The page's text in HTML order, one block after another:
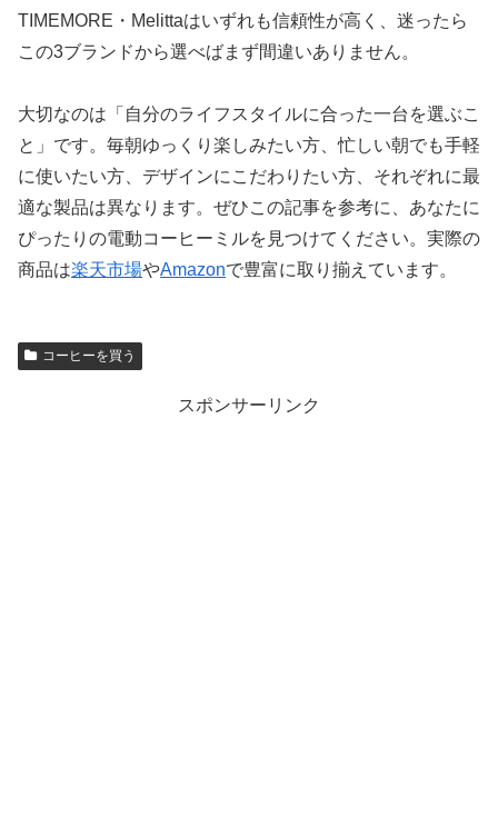
TIMEMORE・Melittaはいずれも信頼性が高く、迷ったら
この3ブランドから選べばまず間違いありません。
大切なのは「自分のライフスタイルに合った一台を選ぶこ
と」です。毎朝ゆっくり楽しみたい方、忙しい朝でも手軽
に使いたい方、デザインにこだわりたい方、それぞれに最
適な製品は異なります。ぜひこの記事を参考に、あなたに
ぴったりの電動コーヒーミルを見つけてください。実際の
商品は楽天市場やAmazonで豊富に取り揃えています。
コーヒーを買う
スポンサーリンク